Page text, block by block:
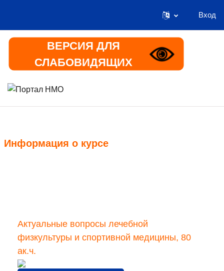
ВЕРСИЯ ДЛЯ
СЛАБОВИДЯЩИХ
Вход
Информация о курсе
Актуальные вопросы лечебной
физкультуры и спортивной медицины, 80
ак.ч.